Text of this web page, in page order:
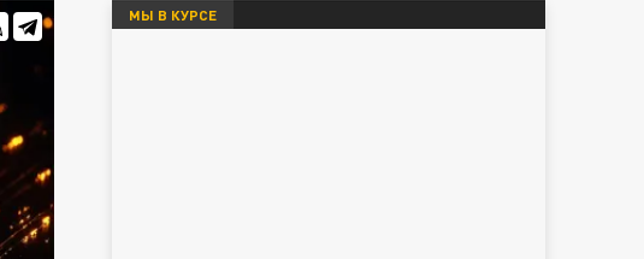
МЫ В КУРСЕ